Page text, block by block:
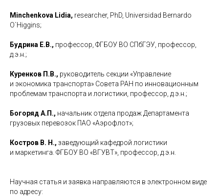
Minchenkova Lidia, researcher, PhD, Universidad Bernardo
O`Higgins;
Будрина Е.В., профессор, ФГБОУ ВО СПбГЭУ, профессор,
д.э.н.;
Куренков П.В., руководитель секции «Управление
и экономика транспорта» Совета РАН по инновационным
проблемам транспорта и логистики, профессор, д.э.н.;
Богоряд А.П., начальник отдела продаж Департамента
грузовых перевозок ПАО «Аэрофлот»;
Костров В. Н., заведующий кафедрой логистики
и маркетинга. ФГБОУ ВО «ВГУВТ», профессор, д.э.н.
Научная статья и заявка направляются в электронном виде
по адресу: